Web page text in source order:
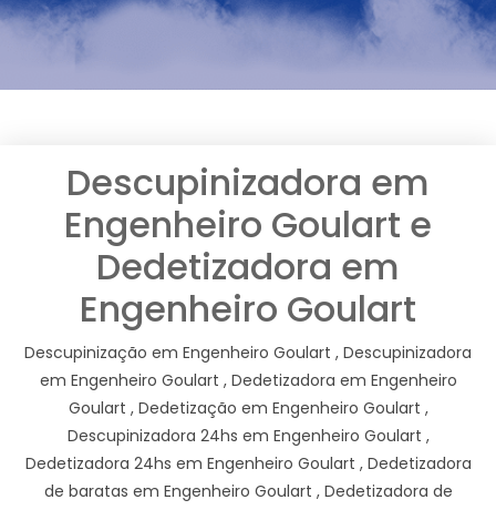
Descupinizadora em
Engenheiro Goulart e
Dedetizadora em
Engenheiro Goulart
Descupinização em Engenheiro Goulart , Descupinizadora
em Engenheiro Goulart , Dedetizadora em Engenheiro
Goulart , Dedetização em Engenheiro Goulart ,
Descupinizadora 24hs em Engenheiro Goulart ,
Dedetizadora 24hs em Engenheiro Goulart , Dedetizadora
de baratas em Engenheiro Goulart , Dedetizadora de